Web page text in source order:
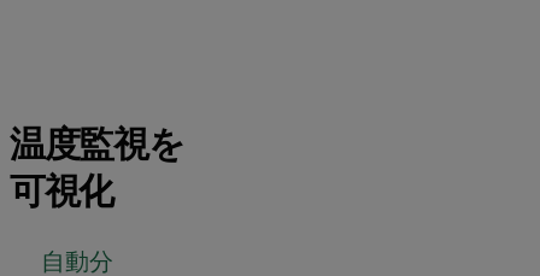
温度監視を
可視化
自動分